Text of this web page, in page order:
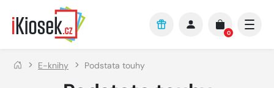
Přejít na hlavní obsah
0
E-knihy Podstata touhy